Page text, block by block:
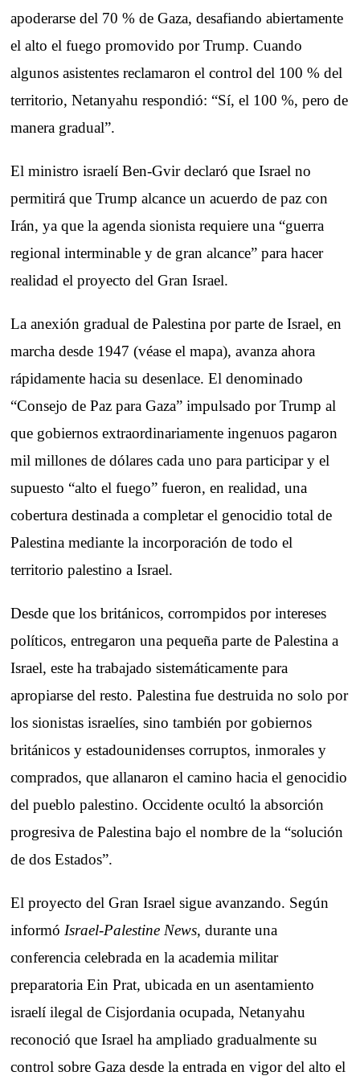
apoderarse del 70 % de Gaza, desafiando abiertamente
el alto el fuego promovido por Trump. Cuando
algunos asistentes reclamaron el control del 100 % del
territorio, Netanyahu respondió: “Sí, el 100 %, pero de
manera gradual”.
El ministro israelí Ben-Gvir declaró que Israel no
permitirá que Trump alcance un acuerdo de paz con
Irán, ya que la agenda sionista requiere una “guerra
regional interminable y de gran alcance” para hacer
realidad el proyecto del Gran Israel.
La anexión gradual de Palestina por parte de Israel, en
marcha desde 1947 (véase el mapa), avanza ahora
rápidamente hacia su desenlace. El denominado
“Consejo de Paz para Gaza” impulsado por Trump al
que gobiernos extraordinariamente ingenuos pagaron
mil millones de dólares cada uno para participar y el
supuesto “alto el fuego” fueron, en realidad, una
cobertura destinada a completar el genocidio total de
Palestina mediante la incorporación de todo el
territorio palestino a Israel.
Desde que los británicos, corrompidos por intereses
políticos, entregaron una pequeña parte de Palestina a
Israel, este ha trabajado sistemáticamente para
apropiarse del resto. Palestina fue destruida no solo por
los sionistas israelíes, sino también por gobiernos
británicos y estadounidenses corruptos, inmorales y
comprados, que allanaron el camino hacia el genocidio
del pueblo palestino. Occidente ocultó la absorción
progresiva de Palestina bajo el nombre de la “solución
de dos Estados”.
El proyecto del Gran Israel sigue avanzando. Según
informó Israel-Palestine News, durante una
conferencia celebrada en la academia militar
preparatoria Ein Prat, ubicada en un asentamiento
israelí ilegal de Cisjordania ocupada, Netanyahu
reconoció que Israel ha ampliado gradualmente su
control sobre Gaza desde la entrada en vigor del alto el